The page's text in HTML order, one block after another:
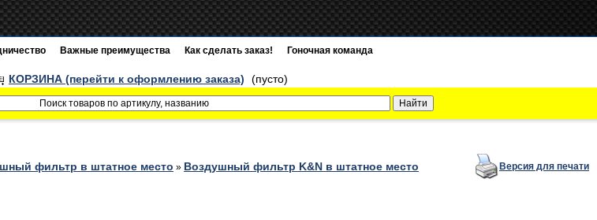
Важные преимущества Как сделать заказ! Гоночная команда
КОРЗИНА (перейти к оформлению заказа) (пусто)
фильтр в штатное место » Воздушный фильтр K&N в штатное место Версия для печати